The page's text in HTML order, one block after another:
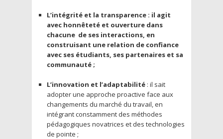
L’intégrité et la transparence : il agit
avec honnêteté et ouverture dans
chacune de ses interactions, en
construisant une relation de confiance
avec ses étudiants, ses partenaires et sa
communauté ;
L’innovation et l’adaptabilité : il sait
adopter une approche proactive face aux
changements du marché du travail, en
intégrant constamment des méthodes
pédagogiques novatrices et des technologies
de pointe ;